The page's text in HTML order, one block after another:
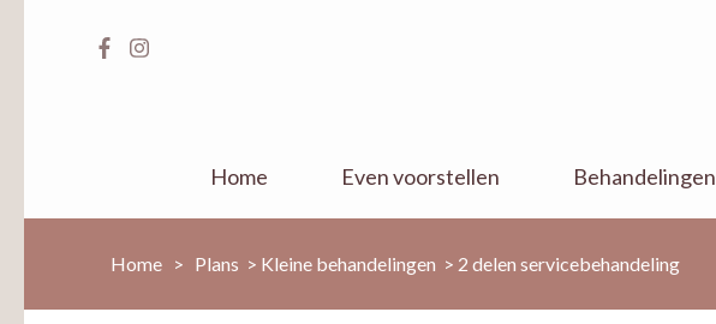
Home Even voorstellen Behandelingen
Home > Plans > Kleine behandelingen > 2 delen servicebehandeling